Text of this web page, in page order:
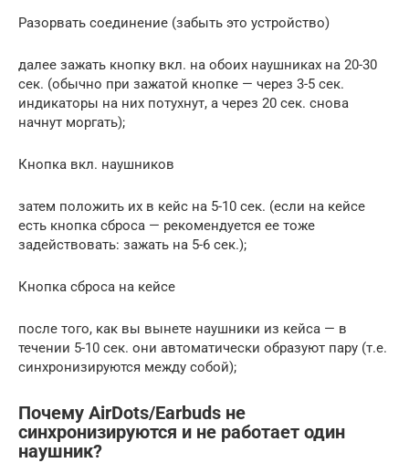
Разорвать соединение (забыть это устройство)
далее зажать кнопку вкл. на обоих наушниках на 20-30
сек. (обычно при зажатой кнопке — через 3-5 сек.
индикаторы на них потухнут, а через 20 сек. снова
начнут моргать);
Кнопка вкл. наушников
затем положить их в кейс на 5-10 сек. (если на кейсе
есть кнопка сброса — рекомендуется ее тоже
задействовать: зажать на 5-6 сек.);
Кнопка сброса на кейсе
после того, как вы вынете наушники из кейса — в
течении 5-10 сек. они автоматически образуют пару (т.е.
синхронизируются между собой);
Почему AirDots/Earbuds не
синхронизируются и не работает один
наушник?